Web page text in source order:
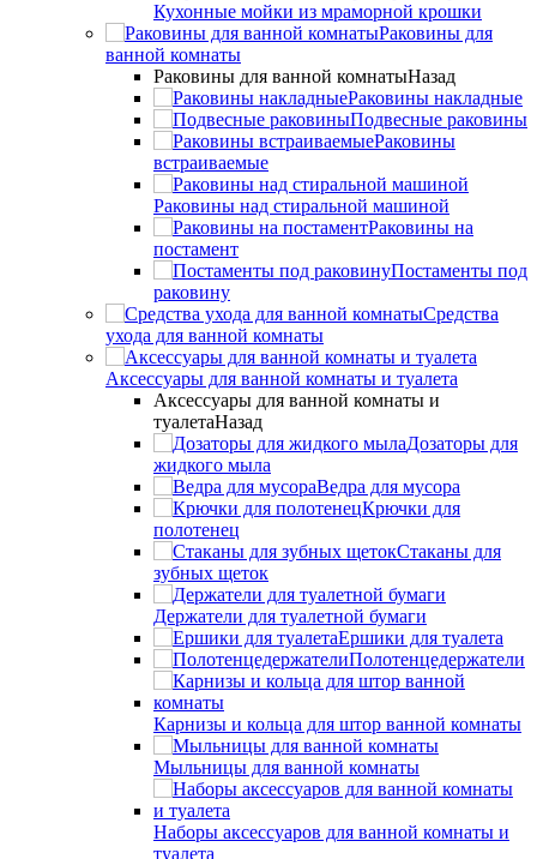
Кухонные мойки из мраморной крошки
Раковины для
ванной комнаты
Раковины для ванной комнатыНазад
Раковины накладные
Подвесные раковины
Раковины
встраиваемые
Раковины над стиральной машиной
Раковины на
постамент
Постаменты под
раковину
Средства
ухода для ванной комнаты
Аксессуары для ванной комнаты и туалета
Аксессуары для ванной комнаты и
туалетаНазад
Дозаторы для
жидкого мыла
Ведра для мусора
Крючки для
полотенец
Стаканы для
зубных щеток
Держатели для туалетной бумаги
Ершики для туалета
Полотенцедержатели
Карнизы и кольца для штор ванной комнаты
Мыльницы для ванной комнаты
Наборы аксессуаров для ванной комнаты и
туалета